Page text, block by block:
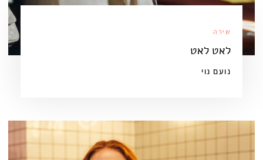
שירה
לאט לאט
נועם נוי